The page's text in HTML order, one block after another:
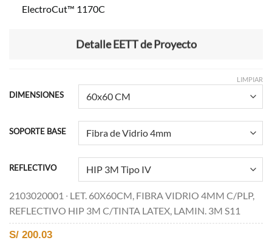
ElectroCut™ 1170C
Detalle EETT de Proyecto
DIMENSIONES
SOPORTE BASE
REFLECTIVO
LIMPIAR
2103020001 ∙ LET. 60X60CM, FIBRA VIDRIO 4MM C/PLP,
REFLECTIVO HIP 3M C/TINTA LATEX, LAMIN. 3M S11
S/ 200.03